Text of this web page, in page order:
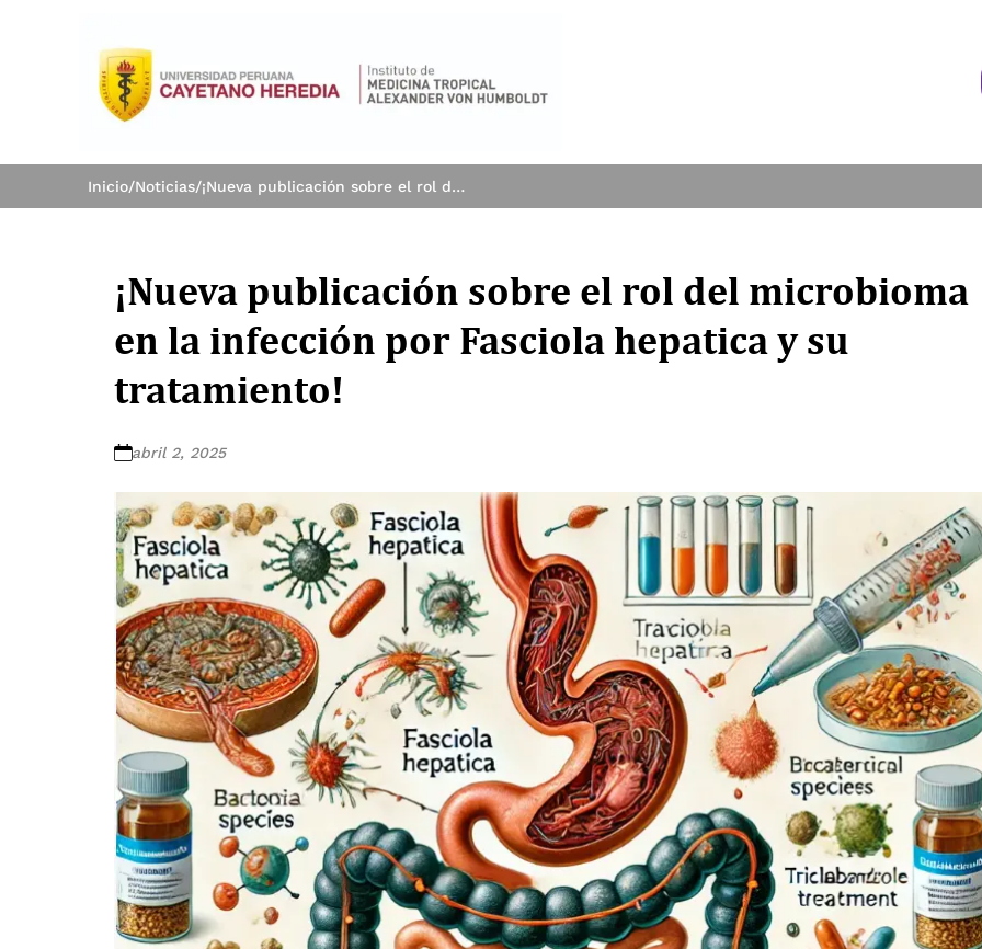
Inicio/Noticias/ ¡Nueva publicación sobre el rol del microbioma en la infección por Fasciola hepatica y su tratamiento!
¡Nueva publicación sobre el rol del microbioma
en la infección por Fasciola hepatica y su
tratamiento!
abril 2, 2025